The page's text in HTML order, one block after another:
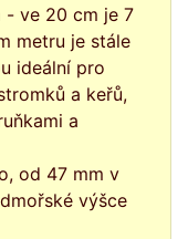
- ve 20 cm je 7
metru je stále
ideální pro
a keřů,
a
od 47 mm v
výšce